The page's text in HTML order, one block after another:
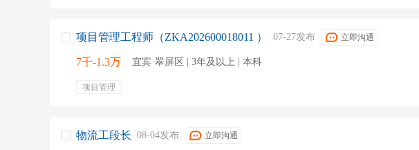
项目管理工程师（ZKA202600018011 ） 07-27发布 立即沟通
7千-1.3万 宜宾·翠屏区 | 3年及以上 | 本科
项目管理
物流工段长 08-04发布 立即沟通